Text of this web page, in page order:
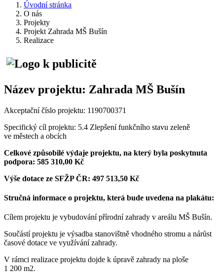
Úvodní stránka
O nás
Projekty
Projekt Zahrada MŠ Bušín
Realizace
Název projektu: Zahrada MŠ Bušín
Akceptační číslo projektu: 1190700371
Specifický cíl projektu: 5.4 Zlepšení funkčního stavu zeleně
ve městech a obcích
Celkové způsobilé výdaje projektu, na který byla poskytnuta
podpora: 585 310,00 Kč
Výše dotace ze SFŽP ČR: 497 513,50 Kč
Stručná informace o projektu, která bude uvedena na plakátu:
Cílem projektu je vybudování přírodní zahrady v areálu MŠ Bušín.
Součástí projektu je výsadba stanovištně vhodného stromu a nárůst
časové dotace ve využívání zahrady.
V rámci realizace projektu dojde k úpravě zahrady na ploše
1 200 m2.